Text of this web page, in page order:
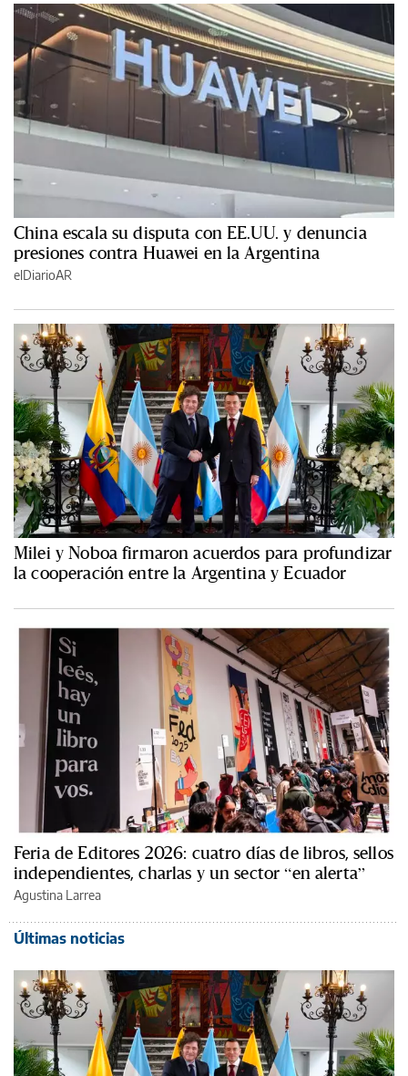
China escala su disputa con EE.UU. y denuncia
presiones contra Huawei en la Argentina
elDiarioAR
Milei y Noboa firmaron acuerdos para profundizar
la cooperación entre la Argentina y Ecuador
Feria de Editores 2026: cuatro días de libros, sellos
independientes, charlas y un sector “en alerta”
Agustina Larrea
Últimas noticias